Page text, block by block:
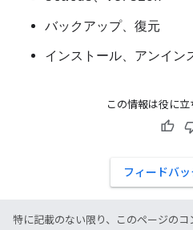
バックアップ、復元
インストール、アンイン
この情報は役に立
フィードバ
特に記載のない限り、このページのコ